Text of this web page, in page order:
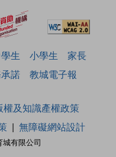
生 小學生
家長
諾 教城電子報
有限公司
權及知識產權政策
無障礙網站設計